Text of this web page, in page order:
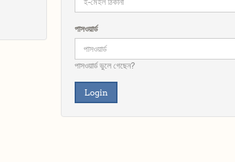
পাসওয়ার্ড
পাসওয়ার্ড ভুলে গেছেন?